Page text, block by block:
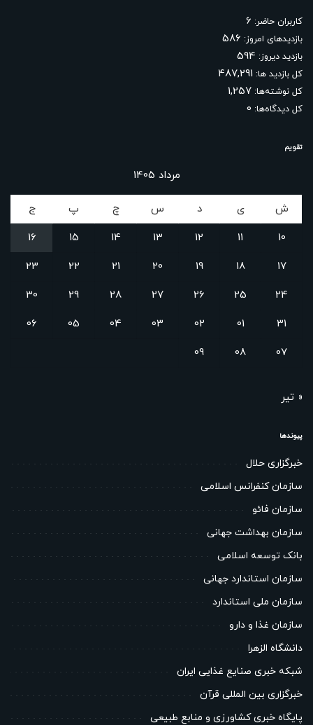
کاربران حاضر: 6
بازدیدهای امروز: 586
بازدید دیروز: 594
کل بازدید ها: 487,291
کل نوشته‌ها: 1,257
کل دیدگاه‌ها: 0
تقویم
مرداد 1405
ش ی د س چ پ
ج
10
11
12
13
14
15
16
17
18
19
20
21
22
23
24
25
26
27
28
29
30
31
01
02
03
04
05
06
07
08
09
« تیر
پیوندها
خبرگزاری حلال
سازمان کنفرانس اسلامی
سازمان فائو
سازمان بهداشت جهانی
بانک توسعه اسلامی
سازمان استاندارد جهانی
سازمان ملی استاندارد
سازمان غذا و دارو
دانشگاه الزهرا
شبکه خبری صنایع غذایی ایران
خبرگزاری بین المللی قرآن
پایگاه خبری کشاورزی و منابع طبیعی